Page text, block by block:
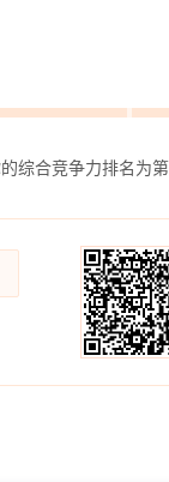
综合竞争力排名为第